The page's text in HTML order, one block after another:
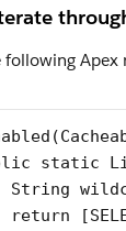
following Apex
static
String
return